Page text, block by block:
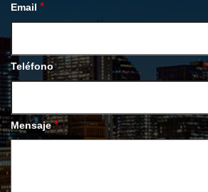
Email *
Teléfono
Mensaje *